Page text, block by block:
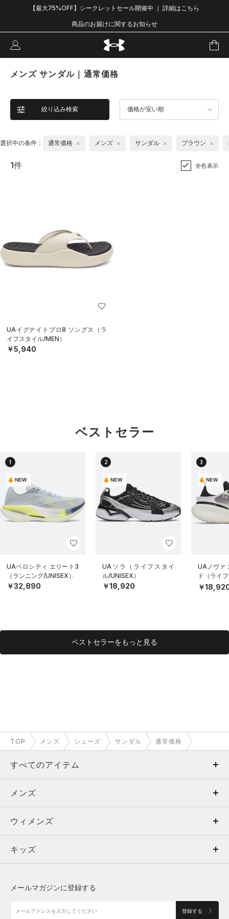
【最大75%OFF】シークレットセール開催中 ｜ 詳細はこちら
商品のお届けに関するお知らせ
メンズ サンダル｜通常価格
絞り込み検索 価格が安い順
選択中の条件： 通常価格 メンズ サンダル ブラウン
1件 全色表示
UAイグナイトプロ8 ソングス（ラ
イフスタイル/MEN）
￥5,940
ベストセラー
1
NEW
UAベロシティ エリート3
（ランニング/UNISEX）
￥32,890
2
NEW
UAソラ（ライフスタイ
ル/UNISEX）
￥18,920
3
NEW
UAノヴァ
ド（ライ
EX）
￥
ベストセラーをもっと見る
TOP メンズ シューズ サンダル 通常価格
すべてのアイテム
メンズ
ウィメンズ
キッズ
アクセサリー
メンズ
トップス
ボトムス
アクセサリー
ウィメンズ
トップス
シューズ
キッズ
メールマガジンに登録する
登録する